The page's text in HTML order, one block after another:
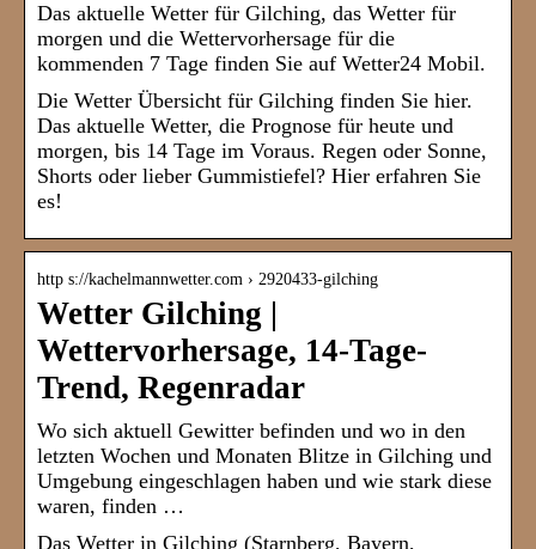
Das aktuelle Wetter für Gilching, das Wetter für
morgen und die Wettervorhersage für die
kommenden 7 Tage finden Sie auf Wetter24 Mobil.
Die Wetter Übersicht für Gilching finden Sie hier.
Das aktuelle Wetter, die Prognose für heute und
morgen, bis 14 Tage im Voraus. Regen oder Sonne,
Shorts oder lieber Gummistiefel? Hier erfahren Sie
es!
http s://kachelmannwetter.com › 2920433-gilching
Wetter Gilching |
Wettervorhersage, 14-Tage-
Trend, Regenradar
Wo sich aktuell Gewitter befinden und wo in den
letzten Wochen und Monaten Blitze in Gilching und
Umgebung eingeschlagen haben und wie stark diese
waren, finden …
Das Wetter in Gilching (Starnberg, Bayern,